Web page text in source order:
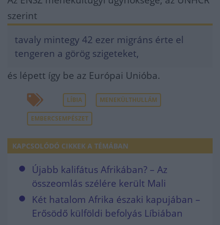
szerint
tavaly mintegy 42 ezer migráns érte el
tengeren a görög szigeteket,
és lépett így be az Európai Unióba.
LÍBIA MENEKÜLTHULLÁM
EMBERCSEMPÉSZET
KAPCSOLÓDÓ CIKKEK A TÉMÁBAN
Újabb kalifátus Afrikában? – Az
összeomlás szélére került Mali
Két hatalom Afrika északi kapujában –
Erősödő külföldi befolyás Líbiában